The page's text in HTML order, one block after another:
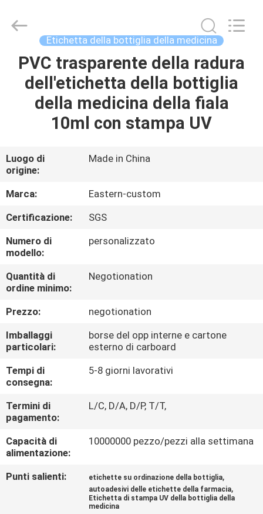
CASA
PRODOTTI
NOI
GIRO
DELLA
FABBRICA
CONTROLLO
DI
QUALITÀ
CONTATTICI
NOTIZIE
CASI
DEL
Industry
Reserved.
Etichetta della bottiglia della medicina
PVC trasparente della radura
dell'etichetta della bottiglia
della medicina della fiala
10ml con stampa UV
Luogo di
origine:
Made in China
Marca:
Eastern-custom
Certificazione:
SGS
Numero di
modello:
personalizzato
Quantità di
ordine minimo:
Negotionation
Prezzo:
negotionation
Imballaggi
particolari:
borse del opp interne e cartone
esterno di carboard
Tempi di
consegna:
5-8 giorni lavorativi
Termini di
pagamento:
L/C, D/A, D/P, T/T,
Capacità di
alimentazione:
10000000 pezzo/pezzi alla settimana
Punti salienti: etichette su ordinazione della bottiglia,
autoadesivi delle etichette della farmacia,
Etichetta di stampa UV della bottiglia della
medicina